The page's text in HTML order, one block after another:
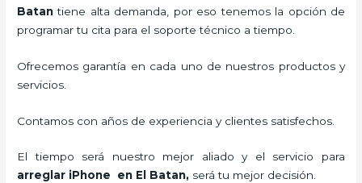
Batan tiene alta demanda, por eso tenemos la opción de
programar tu cita para el soporte técnico a tiempo.
Ofrecemos garantía en cada uno de nuestros productos y
servicios.
Contamos con años de experiencia y clientes satisfechos.
El tiempo será nuestro mejor aliado y el servicio para
arreglar iPhone en El Batan, será tu mejor decisión.